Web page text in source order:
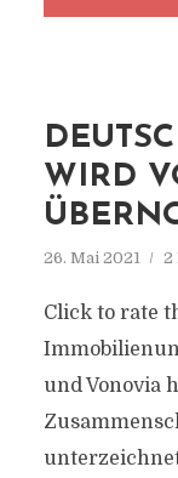
WIRD
26. Mai 2021 2
Click to rate
und Vonovia